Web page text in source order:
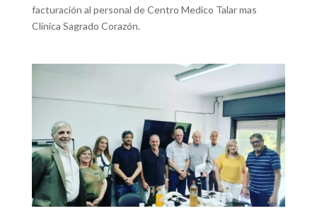
facturación al personal de Centro Medico Talar mas
Clínica Sagrado Corazón.